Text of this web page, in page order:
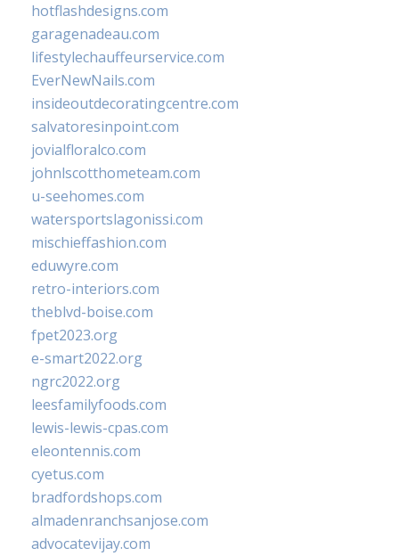
hotflashdesigns.com
garagenadeau.com
lifestylechauffeurservice.com
EverNewNails.com
insideoutdecoratingcentre.com
salvatoresinpoint.com
jovialfloralco.com
johnlscotthometeam.com
u-seehomes.com
watersportslagonissi.com
mischieffashion.com
eduwyre.com
retro-interiors.com
theblvd-boise.com
fpet2023.org
e-smart2022.org
ngrc2022.org
leesfamilyfoods.com
lewis-lewis-cpas.com
eleontennis.com
cyetus.com
bradfordshops.com
almadenranchsanjose.com
advocatevijay.com